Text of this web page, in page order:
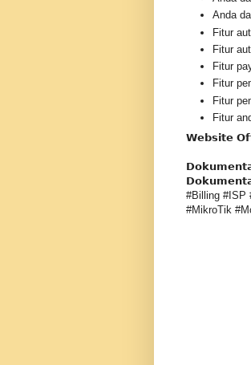
Anda
Fitur
Fitur
Fitur
Fitur
Fitur
Fitur
𝗪𝗲𝗯𝘀𝗶𝘁𝗲
#Billing #ISP
#MikroTik